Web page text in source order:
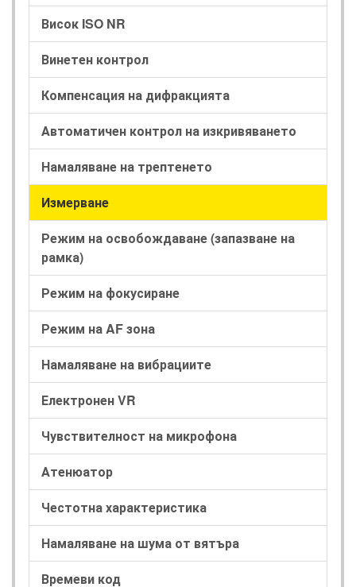
Висок ISO NR
Винетен контрол
Компенсация на дифракцията
Автоматичен контрол на изкривяването
Намаляване на трептенето
Измерване
Режим на освобождаване (запазване на
рамка)
Режим на фокусиране
Режим на AF зона
Намаляване на вибрациите
Електронен VR
Чувствителност на микрофона
Атенюатор
Честотна характеристика
Намаляване на шума от вятъра
Времеви код